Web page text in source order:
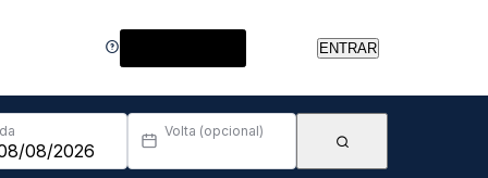
ENTRAR
Volta (opcional)